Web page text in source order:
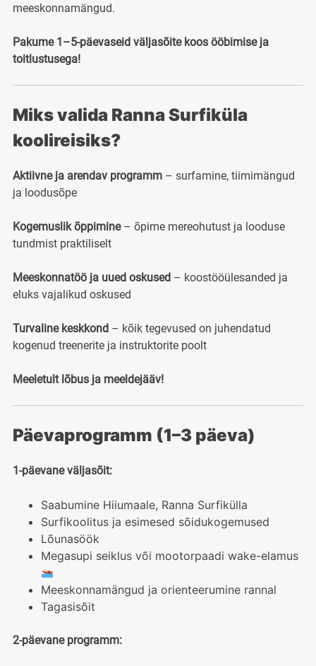
meeskonnamängud.
Pakume 1–5-päevaseid väljasõite koos ööbimise ja
toitlustusega!
Miks valida Ranna Surfiküla
koolireisiks?
Aktiivne ja arendav programm– surfamine, tiimimängud
ja loodusõpe
Kogemuslik õppimine– õpime mereohutust ja looduse
tundmist praktiliselt
Meeskonnatöö ja uued oskused– koostööülesanded ja
eluks vajalikud oskused
Turvaline keskkond– kõik tegevused on juhendatud
kogenud treenerite ja instruktorite poolt
Meeletult lõbus ja meeldejääv!
Päevaprogramm (1–3 päeva)
1-päevane väljasõit:
Saabumine Hiiumaale, Ranna Surfikülla
Surfikoolitus ja esimesed sõidukogemused
Lõunasöök
Megasupi seiklus või mootorpaadi wake-elamus
Meeskonnamängud ja orienteerumine rannal
Tagasisõit
2-päevane programm: